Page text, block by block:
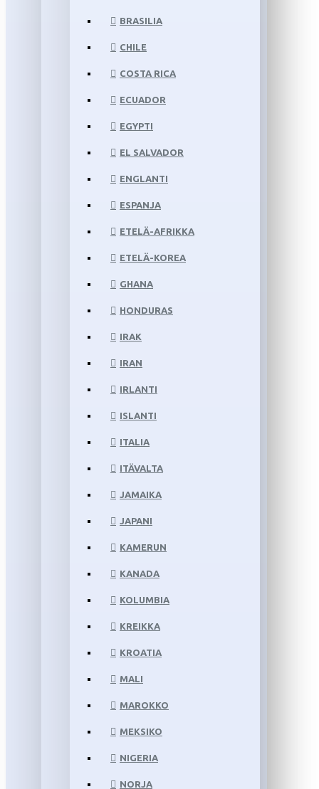
BRASILIA
CHILE
COSTA RICA
ECUADOR
EGYPTI
EL SALVADOR
ENGLANTI
ESPANJA
ETELÄ-AFRIKKA
ETELÄ-KOREA
GHANA
HONDURAS
IRAK
IRAN
IRLANTI
ISLANTI
ITALIA
ITÄVALTA
JAMAIKA
JAPANI
KAMERUN
KANADA
KOLUMBIA
KREIKKA
KROATIA
MALI
MAROKKO
MEKSIKO
NIGERIA
NORJA